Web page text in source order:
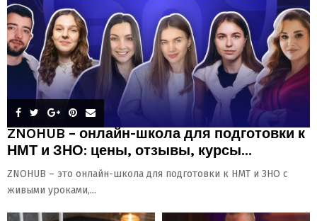
ZNOHUB – онлайн-школа для подготовки к
НМТ и ЗНО: цены, отзывы, курсы...
ZNOHUB – это онлайн-школа для подготовки к НМТ и ЗНО с
живыми уроками,...